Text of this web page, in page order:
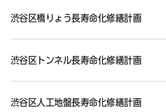
渋谷区橋りょう長寿命化修繕計画
渋谷区トンネル長寿命化修繕計画
渋谷区人工地盤長寿命化修繕計画